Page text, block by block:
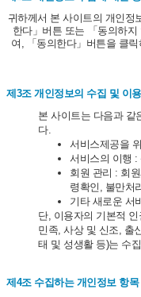
귀하께서 본 사이트의 개인정
한다」버튼 또는 「동의하
여, 「동의한다」버튼을 클
제3조 개인정보의 수집 및 이
본 사이트는 다음과 같
다.
서비스제공을
서비스의 이행 :
회원 관리 : 회
령확인, 불만처
기타 새로운 서
단, 이용자의 기본적
민족, 사상 및 신조, 출
태 및 성생활 등)는 수
제4조 수집하는 개인정보 항목